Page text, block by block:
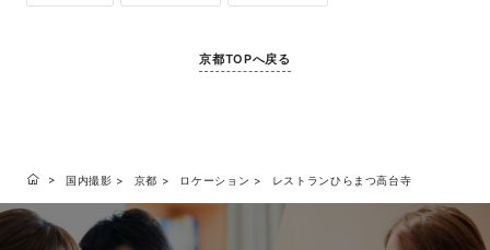
京都TOPへ戻る
国内撮影 京都 ロケーション レストランひらまつ高台寺